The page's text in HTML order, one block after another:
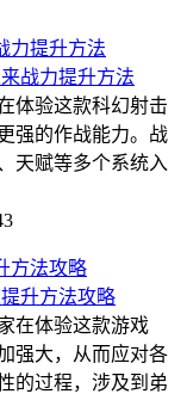
战力提升方法
体验这款科幻射击
强的作战能力。战
天赋等多个系统入
升方法攻略
在体验这款游戏
强大，从而应对各
的过程，涉及到弟